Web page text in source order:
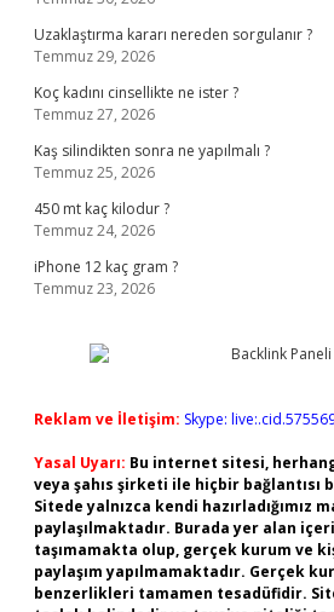
Uzaklaştırma kararı nereden sorgulanır ?
Temmuz 29, 2026
Koç kadını cinsellikte ne ister ?
Temmuz 27, 2026
Kaş silindikten sonra ne yapılmalı ?
Temmuz 25, 2026
450 mt kaç kilodur ?
Temmuz 24, 2026
iPhone 12 kaç gram ?
Temmuz 23, 2026
Reklam ve İletişim: Skype:
Yasal Uyarı: Bu internet sitesi,
veya şahıs şirketi ile hiçbir bağlantısı
Sitede yalnızca kendi hazırladığımız
paylaşılmaktadır. Burada yer alan
taşımamakta olup, gerçek kurum ve
paylaşım yapılmamaktadır. Gerçek
benzerlikleri tamamen tesadüfidir.